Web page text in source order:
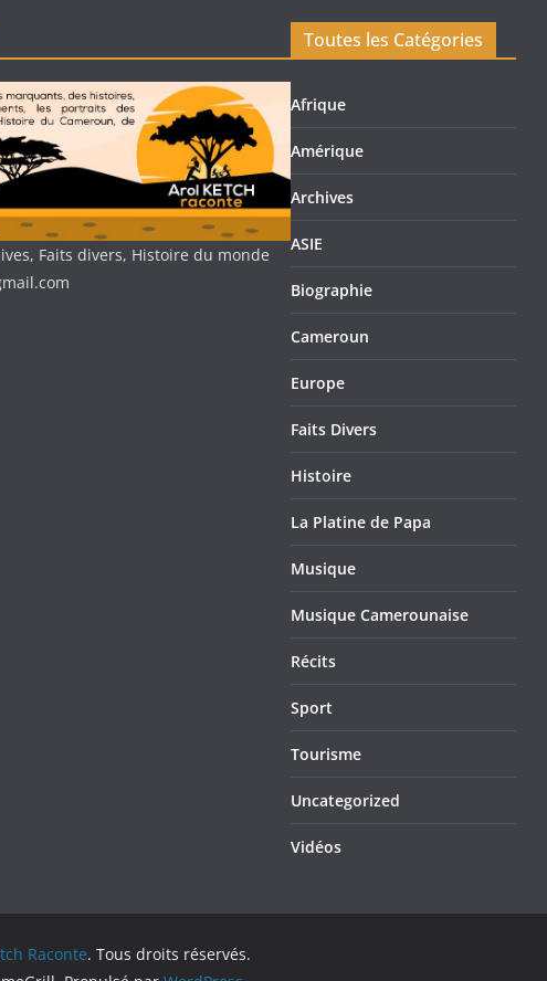
Faits divers, Histoire du monde
Toutes les Catégories
Afrique
Amérique
Archives
ASIE
Biographie
Cameroun
Europe
Faits Divers
Histoire
La Platine de Papa
Musique
Musique Camerounaise
Récits
Sport
Tourisme
Uncategorized
Vidéos
Raconte. Tous droits réservés.